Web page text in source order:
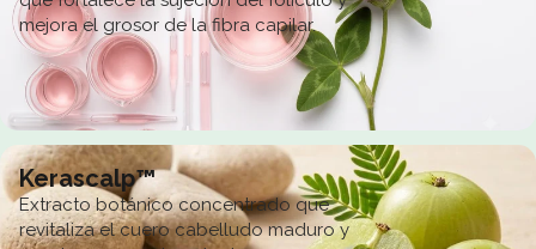
mejora el grosor de la fibra capilar.
Kerascalp™
Extracto botánico concentrado que
revitaliza el cuero cabelludo maduro y